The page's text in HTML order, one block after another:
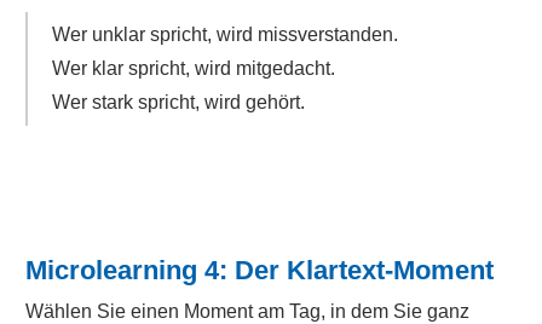
Wer unklar spricht, wird missverstanden.
Wer klar spricht, wird mitgedacht.
Wer stark spricht, wird gehört.
Microlearning 4: Der Klartext-Moment
Wählen Sie einen Moment am Tag, in dem Sie ganz